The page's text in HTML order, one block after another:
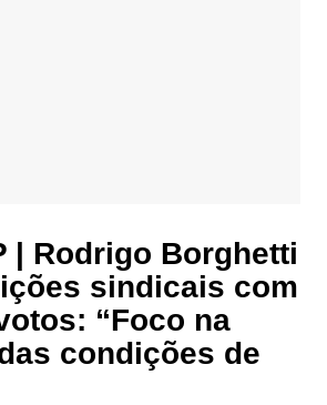
| Rodrigo Borghetti
sindicais com
“Foco na
condições de